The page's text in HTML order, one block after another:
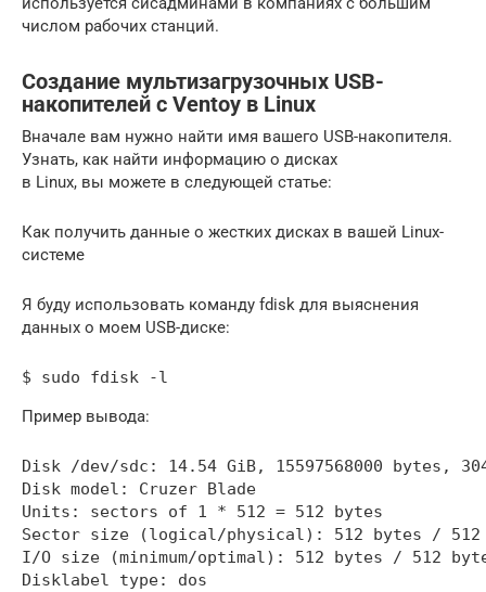
числом рабочих станций.
Создание мультизагрузочных USB-
накопителей с Ventoy в Linux
Вначале вам нужно найти имя вашего USB-накопителя.
Узнать, как найти информацию о дисках
в Linux, вы можете в следующей статье:
Как получить данные о жестких дисках в вашей Linux-
системе
Я буду использовать команду fdisk для выяснения
данных о моем USB-диске:
$ sudo fdisk -l
Пример вывода:
Disk /dev/sdc: 14.54 GiB, 15597568000 bytes,
Disk model: Cruzer Blade
Units: sectors of 1 * 512 = 512 bytes
Sector size (logical/physical): 512 bytes / 512
I/O size (minimum/optimal): 512 bytes / 512
Disklabel type: dos